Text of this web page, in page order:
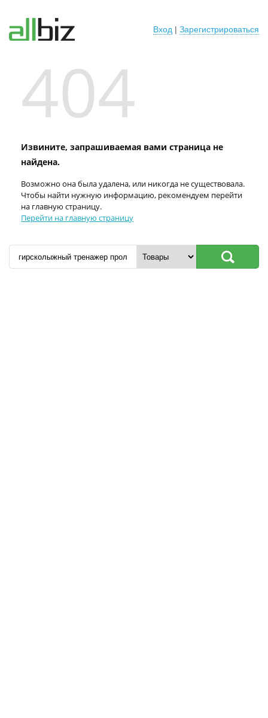
Вход | Зарегистрироваться
404
Извините, запрашиваемая вами страница не
найдена.
Возможно она была удалена, или никогда не существовала.
Чтобы найти нужную информацию, рекомендуем перейти
на главную страницу.
Перейти на главную страницу